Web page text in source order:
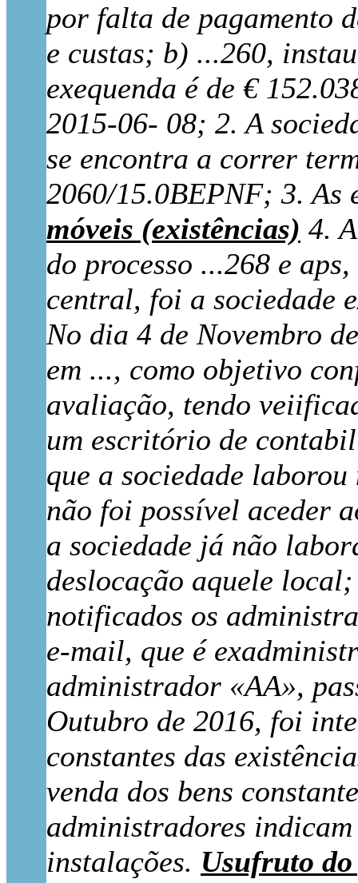
por falta de pagamento
e custas; b) ...260,
exequenda é de €
2015-06- 08; 2. A
se encontra a correr
2060/15.0BEPNF; 3. As
móveis (existências) 4.
do processo ...268 e
central, foi a sociedade
No dia 4 de Novembro
em ..., como objetivo
avaliação, tendo
um escritório de
que a sociedade
não foi possível aceder
a sociedade já não
deslocação aquele
notificados os
e-mail, que é
administrador «AA»,
Outubro de 2016, foi
constantes das
venda dos bens
administradores indicam
instalações. Usufruto